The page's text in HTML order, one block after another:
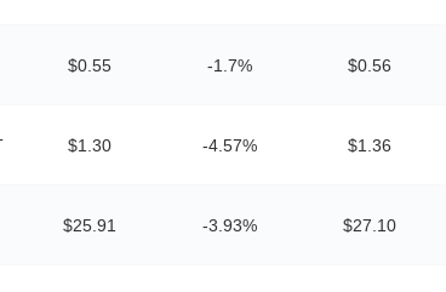
$0.55 -1.7% $0.56
$1.30 -4.57% $1.36
$25.91 -3.93% $27.10